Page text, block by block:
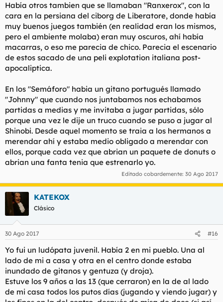
Había otros tambien que se llamaban "Ranxerox", con la
cara en la persiana del ciborg de Liberatore, donde había
muy buenos juegos también (en realidad eran los mismos,
pero el ambiente molaba) eran muy oscuros, ahí había
macarras, o eso me parecia de chico. Parecia el escenario
de estos sacado de una peli explotation italiana post-
apocaliptica.
En los "Semáforo" habia un gitano portugués llamado
"Johnny" que cuando nos juntabamos nos echabamos
partidas a medias y me invitaba a jugar partidas, sólo
porque una vez le dije un truco cuando se puso a jugar al
Shinobi. Desde aquel momento se traia a los hermanos a
merendar ahí y estaba medio obligado a merendar con
ellos, porque cada vez que abrian un paquete de donuts o
abrian una fanta tenia que estrenarlo yo.
Editado cobardemente: 30 Ago 2017
KATEKOX
Clásico
30 Ago 2017 #16
Yo fui un ludópata juvenil. Había 2 en mi pueblo. Una al
lado de mi a casa y otra en el centro donde estaba
inundado de gitanos y gentuza (y droja).
Estuve los 9 años a las 13 (que cerraron) en la de al lado
de mi casa todos los putos días (jugando y viendo jugar) y